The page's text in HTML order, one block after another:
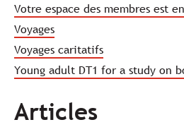
Votre espace des membres est
Voyages
Voyages caritatifs
Young adult DT1 for a study on
Articles